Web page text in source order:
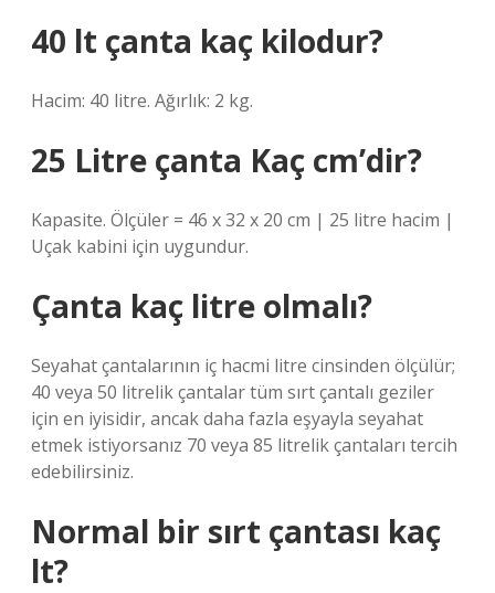
40 lt çanta kaç kilodur?
Hacim: 40 litre. Ağırlık: 2 kg.
25 Litre çanta Kaç cm’dir?
Kapasite. Ölçüler = 46 x 32 x 20 cm | 25 litre hacim |
Uçak kabini için uygundur.
Çanta kaç litre olmalı?
Seyahat çantalarının iç hacmi litre cinsinden ölçülür;
40 veya 50 litrelik çantalar tüm sırt çantalı geziler
için en iyisidir, ancak daha fazla eşyayla seyahat
etmek istiyorsanız 70 veya 85 litrelik çantaları tercih
edebilirsiniz.
Normal bir sırt çantası kaç
lt?